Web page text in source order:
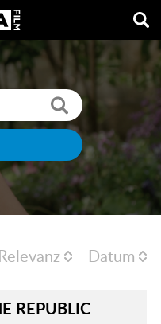
Relevanz Datum
REPUBLIC